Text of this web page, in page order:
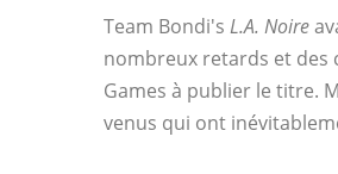
Team Bondi's L.A. Noire
nombreux retards et des
Games à publier le titre.
venus qui ont